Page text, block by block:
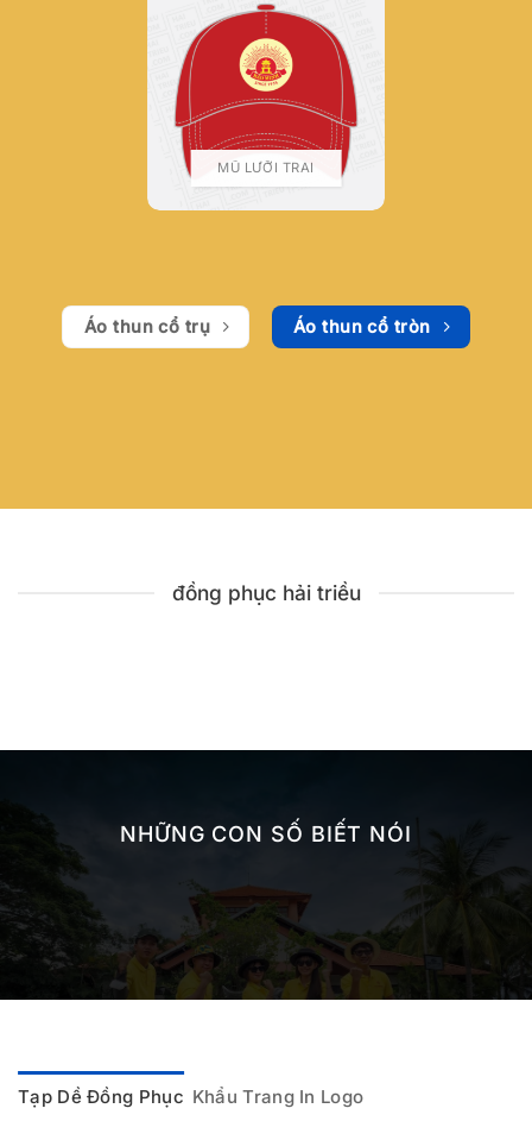
MŨ LƯỠI TRAI
Áo thun cổ trụ Áo thun cổ tròn
đồng phục hải triều
NHỮNG CON SỐ BIẾT NÓI
Tạp Dề Đồng Phục Khẩu Trang In Logo